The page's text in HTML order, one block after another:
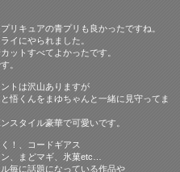
リキュアの青プリも良かったですね。
イにやられました。
ットすべてよかったです。
。
トは沢山ありますが
悟くんをまゆちゃんと一緒に見守ってま
スタイル豪華で可愛いです。
！、コードギアス
、まどマギ、氷菓etc…
毎に話題になっている作品や